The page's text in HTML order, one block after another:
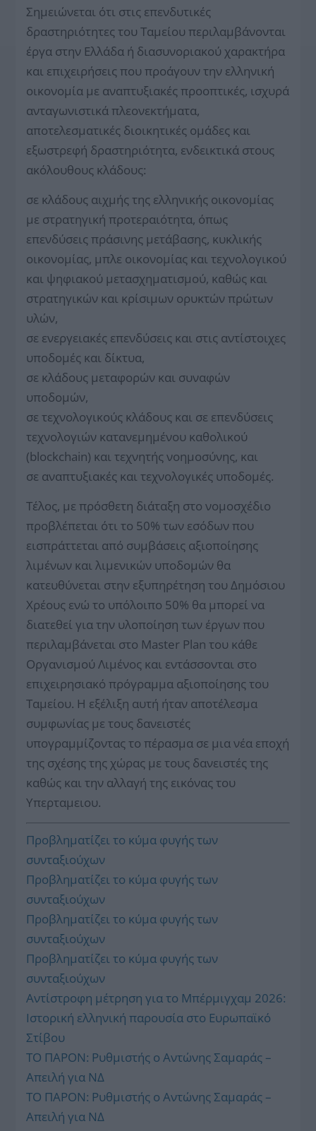
Σημειώνεται ότι στις επενδυτικές
δραστηριότητες του Ταμείου περιλαμβάνονται
έργα στην Ελλάδα ή διασυνοριακού χαρακτήρα
και επιχειρήσεις που προάγουν την ελληνική
οικονομία με αναπτυξιακές προοπτικές, ισχυρά
ανταγωνιστικά πλεονεκτήματα,
αποτελεσματικές διοικητικές ομάδες και
εξωστρεφή δραστηριότητα, ενδεικτικά στους
ακόλουθους κλάδους:
σε κλάδους αιχμής της ελληνικής οικονομίας
με στρατηγική προτεραιότητα, όπως
επενδύσεις πράσινης μετάβασης, κυκλικής
οικονομίας, μπλε οικονομίας και τεχνολογικού
και ψηφιακού μετασχηματισμού, καθώς και
στρατηγικών και κρίσιμων ορυκτών πρώτων
υλών,
σε ενεργειακές επενδύσεις και στις αντίστοιχες
υποδομές και δίκτυα,
σε κλάδους μεταφορών και συναφών
υποδομών,
σε τεχνολογικούς κλάδους και σε επενδύσεις
τεχνολογιών κατανεμημένου καθολικού
(blockchain) και τεχνητής νοημοσύνης, και
σε αναπτυξιακές και τεχνολογικές υποδομές.
Τέλος, με πρόσθετη διάταξη στο νομοσχέδιο
προβλέπεται ότι το 50% των εσόδων που
εισπράττεται από συμβάσεις αξιοποίησης
λιμένων και λιμενικών υποδομών θα
κατευθύνεται στην εξυπηρέτηση του Δημόσιου
Χρέους ενώ το υπόλοιπο 50% θα μπορεί να
διατεθεί για την υλοποίηση των έργων που
περιλαμβάνεται στο Master Plan του κάθε
Οργανισμού Λιμένος και εντάσσονται στο
επιχειρησιακό πρόγραμμα αξιοποίησης του
Ταμείου. Η εξέλιξη αυτή ήταν αποτέλεσμα
συμφωνίας με τους δανειστές
υπογραμμίζοντας το πέρασμα σε μια νέα εποχή
της σχέσης της χώρας με τους δανειστές της
καθώς και την αλλαγή της εικόνας του
Υπερταμειου.
Προβληματίζει το κύμα φυγής των
συνταξιούχων
Προβληματίζει το κύμα φυγής των
συνταξιούχων
Προβληματίζει το κύμα φυγής των
συνταξιούχων
Προβληματίζει το κύμα φυγής των
συνταξιούχων
Αντίστροφη μέτρηση για το Μπέρμιγχαμ 2026:
Ιστορική ελληνική παρουσία στο Ευρωπαϊκό
Στίβου
ΤΟ ΠΑΡΟΝ: Ρυθμιστής ο Αντώνης Σαμαράς –
Απειλή για ΝΔ
ΤΟ ΠΑΡΟΝ: Ρυθμιστής ο Αντώνης Σαμαράς –
Απειλή για ΝΔ